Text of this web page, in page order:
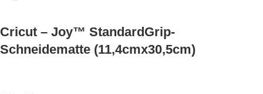
Cricut – Joy™ StandardGrip-
Schneidematte (11,4cmx30,5cm)